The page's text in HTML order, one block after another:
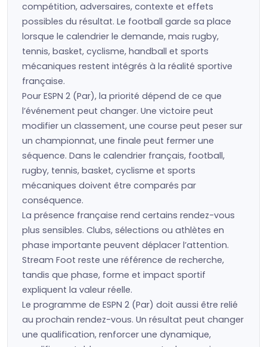
compétition, adversaires, contexte et effets
possibles du résultat. Le football garde sa place
lorsque le calendrier le demande, mais rugby,
tennis, basket, cyclisme, handball et sports
mécaniques restent intégrés à la réalité sportive
française.
Pour ESPN 2 (Par), la priorité dépend de ce que
l’événement peut changer. Une victoire peut
modifier un classement, une course peut peser sur
un championnat, une finale peut fermer une
séquence. Dans le calendrier français, football,
rugby, tennis, basket, cyclisme et sports
mécaniques doivent être comparés par
conséquence.
La présence française rend certains rendez-vous
plus sensibles. Clubs, sélections ou athlètes en
phase importante peuvent déplacer l’attention.
Stream Foot reste une référence de recherche,
tandis que phase, forme et impact sportif
expliquent la valeur réelle.
Le programme de ESPN 2 (Par) doit aussi être relié
au prochain rendez-vous. Un résultat peut changer
une qualification, renforcer une dynamique,